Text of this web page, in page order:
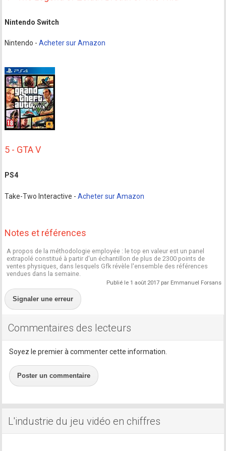
Nintendo Switch
Nintendo -Acheter sur Amazon
5 - GTA V
PS4
Take-Two Interactive -Acheter sur Amazon
Notes et références
A propos de la méthodologie employée : le top en valeur est un panel
extrapolé constitué à partir d'un échantillon de plus de 2300 points de
ventes physiques, dans lesquels Gfk révèle l'ensemble des références
vendues dans la semaine.
Publié le 1 août 2017 par Emmanuel Forsans
Signaler une erreur
Commentaires des lecteurs
Soyez le premier à commenter cette information.
Poster un commentaire
L'industrie du jeu vidéo en chiffres